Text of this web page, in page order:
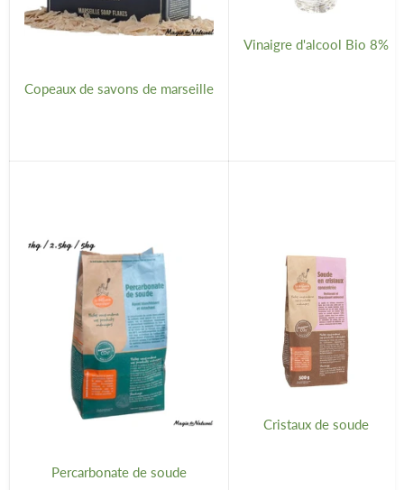
Copeaux de savons de marseille
Vinaigre d'alcool Bio 8%
Percarbonate de soude
Cristaux de soude